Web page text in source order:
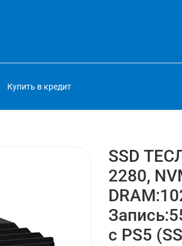
Купить в кредит
SSD
2280,
с PS5